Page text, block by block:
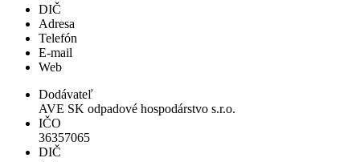
DIČ
Adresa
Telefón
E-mail
Web
Dodávateľ
AVE SK odpadové hospodárstvo s.r.o.
IČO
36357065
DIČ